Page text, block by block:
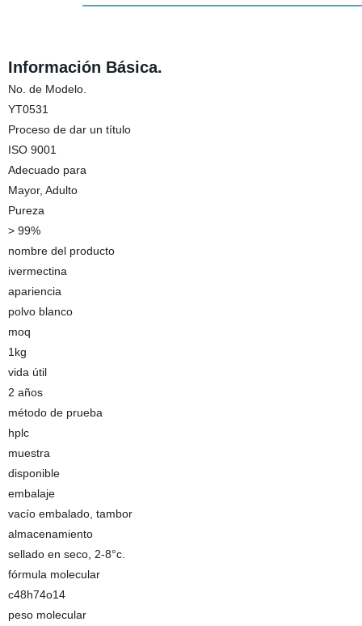
Información Básica.
No. de Modelo.
YT0531
Proceso de dar un título
ISO 9001
Adecuado para
Mayor, Adulto
Pureza
> 99%
nombre del producto
ivermectina
apariencia
polvo blanco
moq
1kg
vida útil
2 años
método de prueba
hplc
muestra
disponible
embalaje
vacío embalado, tambor
almacenamiento
sellado en seco, 2-8°c.
fórmula molecular
c48h74o14
peso molecular